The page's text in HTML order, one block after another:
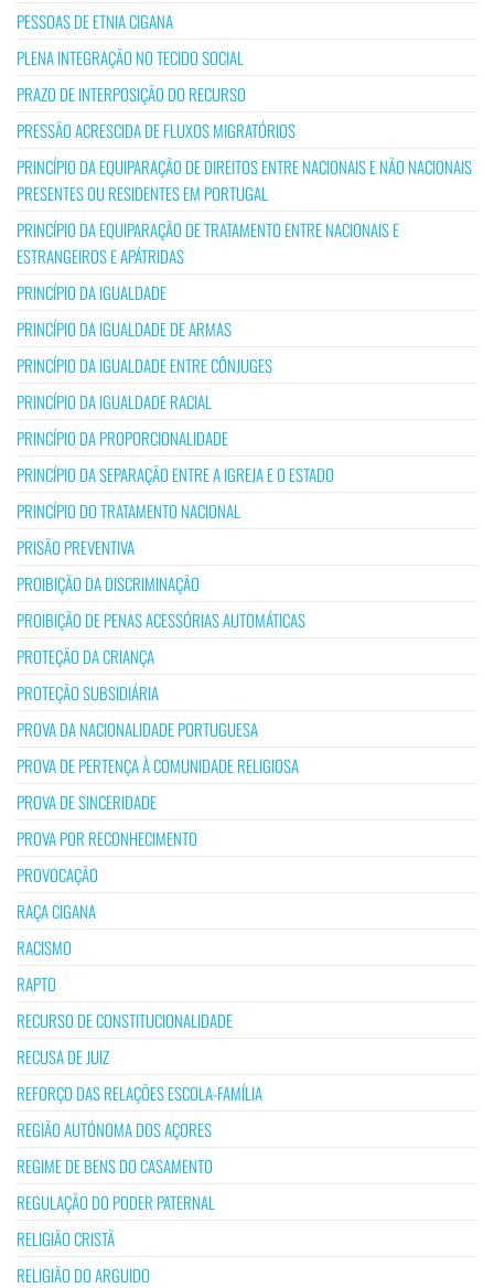
PESSOAS DE ETNIA CIGANA
PLENA INTEGRAÇÃO NO TECIDO SOCIAL
PRAZO DE INTERPOSIÇÃO DO RECURSO
PRESSÃO ACRESCIDA DE FLUXOS MIGRATÓRIOS
PRINCÍPIO DA EQUIPARAÇÃO DE DIREITOS ENTRE NACIONAIS E NÃO NACIONAIS
PRESENTES OU RESIDENTES EM PORTUGAL
PRINCÍPIO DA EQUIPARAÇÃO DE TRATAMENTO ENTRE NACIONAIS E
ESTRANGEIROS E APÁTRIDAS
PRINCÍPIO DA IGUALDADE
PRINCÍPIO DA IGUALDADE DE ARMAS
PRINCÍPIO DA IGUALDADE ENTRE CÔNJUGES
PRINCÍPIO DA IGUALDADE RACIAL
PRINCÍPIO DA PROPORCIONALIDADE
PRINCÍPIO DA SEPARAÇÃO ENTRE A IGREJA E O ESTADO
PRINCÍPIO DO TRATAMENTO NACIONAL
PRISÃO PREVENTIVA
PROIBIÇÃO DA DISCRIMINAÇÃO
PROIBIÇÃO DE PENAS ACESSÓRIAS AUTOMÁTICAS
PROTEÇÃO DA CRIANÇA
PROTEÇÃO SUBSIDIÁRIA
PROVA DA NACIONALIDADE PORTUGUESA
PROVA DE PERTENÇA À COMUNIDADE RELIGIOSA
PROVA DE SINCERIDADE
PROVA POR RECONHECIMENTO
PROVOCAÇÃO
RAÇA CIGANA
RACISMO
RAPTO
RECURSO DE CONSTITUCIONALIDADE
RECUSA DE JUIZ
REFORÇO DAS RELAÇÕES ESCOLA-FAMÍLIA
REGIÃO AUTÓNOMA DOS AÇORES
REGIME DE BENS DO CASAMENTO
REGULAÇÃO DO PODER PATERNAL
RELIGIÃO CRISTÃ
RELIGIÃO DO ARGUIDO